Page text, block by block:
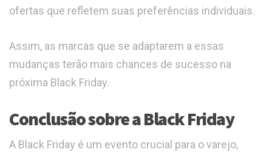
ofertas que refletem suas preferências individuais.
Assim, as marcas que se adaptarem a essas
mudanças terão mais chances de sucesso na
próxima Black Friday.
Conclusão sobre a Black Friday
A Black Friday é um evento crucial para o varejo,